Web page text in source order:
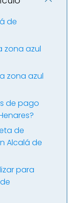
de
zona azul
zona azul
de pago
de
Alcalá de
para